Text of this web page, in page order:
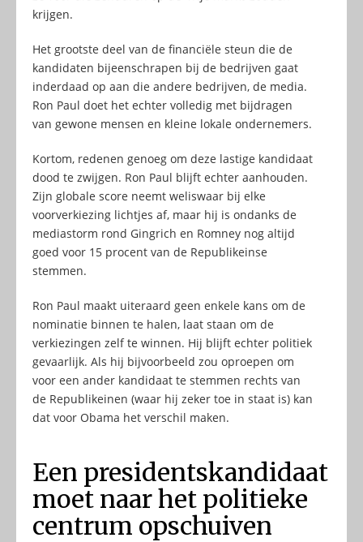
krijgen.
Het grootste deel van de financiële steun die de
kandidaten bijeenschrapen bij de bedrijven gaat
inderdaad op aan die andere bedrijven, de media.
Ron Paul doet het echter volledig met bijdragen
van gewone mensen en kleine lokale ondernemers.
Kortom, redenen genoeg om deze lastige kandidaat
dood te zwijgen. Ron Paul blijft echter aanhouden.
Zijn globale score neemt weliswaar bij elke
voorverkiezing lichtjes af, maar hij is ondanks de
mediastorm rond Gingrich en Romney nog altijd
goed voor 15 procent van de Republikeinse
stemmen.
Ron Paul maakt uiteraard geen enkele kans om de
nominatie binnen te halen, laat staan om de
verkiezingen zelf te winnen. Hij blijft echter politiek
gevaarlijk. Als hij bijvoorbeeld zou oproepen om
voor een ander kandidaat te stemmen rechts van
de Republikeinen (waar hij zeker toe in staat is) kan
dat voor Obama het verschil maken.
Een presidentskandidaat
moet naar het politieke
centrum opschuiven